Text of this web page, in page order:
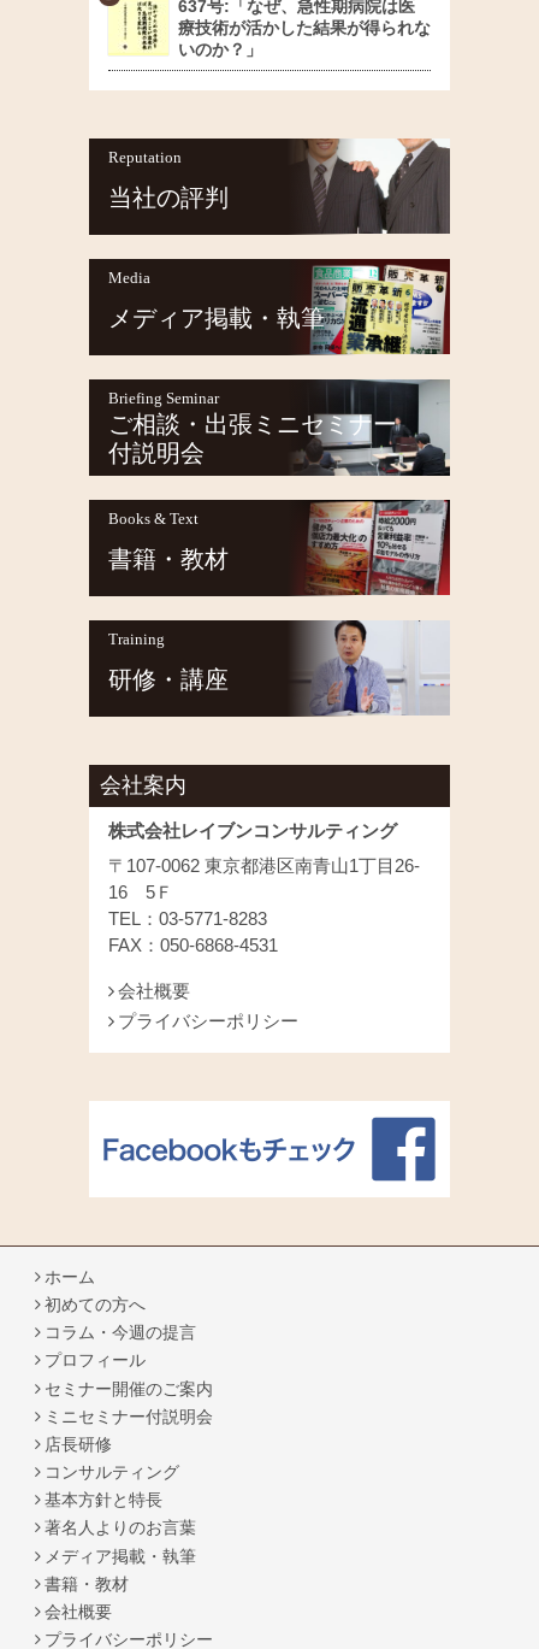
637号:「なぜ、急性期病院は医
療技術が活かした結果が得られな
いのか？」
Reputation
当社の評判
Media
メディア掲載・執筆
Briefing Seminar
ご相談・出張ミニセミナー
付説明会
Books & Text
書籍・教材
Training
研修・講座
会社案内
株式会社レイブンコンサルティング
〒107-0062 東京都港区南青山1丁目26-
16 5Ｆ
TEL：03-5771-8283
FAX：050-6868-4531
会社概要
プライバシーポリシー
ホーム
初めての方へ
コラム・今週の提言
プロフィール
セミナー開催のご案内
ミニセミナー付説明会
店長研修
コンサルティング
基本方針と特長
著名人よりのお言葉
メディア掲載・執筆
書籍・教材
会社概要
プライバシーポリシー